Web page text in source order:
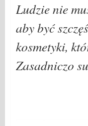
Ludzie nie
aby być
kosmetyki,
Zasadniczo